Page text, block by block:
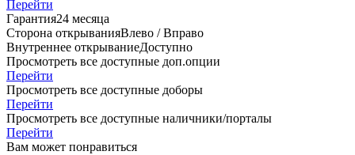
Перейти
Гарантия24 месяца
Сторона открыванияВлево / Вправо
Внутреннее открываниеДоступно
Просмотреть все доступные доп.опции
Перейти
Просмотреть все доступные доборы
Перейти
Просмотреть все доступные наличники/порталы
Перейти
Вам может понравиться